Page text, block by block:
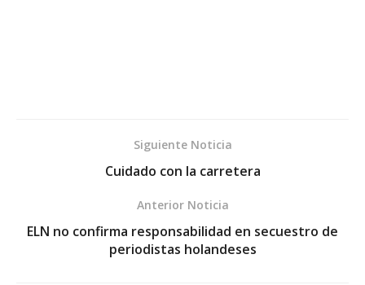
Siguiente Noticia
Cuidado con la carretera
Anterior Noticia
ELN no confirma responsabilidad en secuestro de
periodistas holandeses